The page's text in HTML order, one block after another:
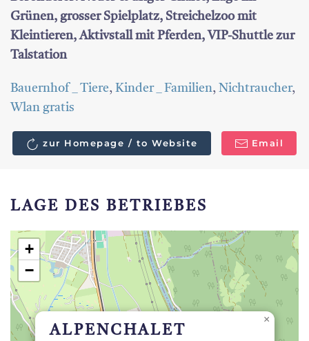
Grünen, grosser Spielplatz, Streichelzoo mit
Kleintieren, Aktivstall mit Pferden, VIP-Shuttle zur
Talstation
Bauernhof _ Tiere, Kinder _ Familien, Nichtraucher,
Wlan gratis
zur Homepage / to Website Email
LAGE DES BETRIEBES
ALPENCHALET
×
+
−